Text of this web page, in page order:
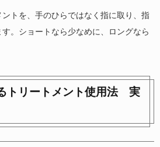
トを、手のひらではなく指に取り、指
。ショートなら少なめに、ロングなら
トリートメント使用法 実